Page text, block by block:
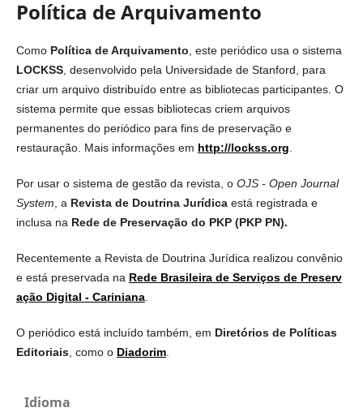
Política de Arquivamento
Como Política de Arquivamento , este periódico usa o sistema
LOCKSS, desenvolvido pela Universidade de Stanford, para
criar um arquivo distribuído entre as bibliotecas participantes. O
sistema permite que essas bibliotecas criem arquivos
permanentes do periódico para fins de preservação e
restauração. Mais informações em http://lockss.org
Por usar o sistema de gestão da revista, o OJS - Open Journal
System , a Revista de Doutrina Jurídicaestá registrada e
inclusa na Rede de Preservação do PKP (PKP PN).
Recentemente a Revista de Doutrina Jurídica realizou convênio
e está preservada na Rede Brasileira de Serviços de Preserv
ação Digital - Cariniana.
O periódico está incluído também, em Diretórios de Políticas
Editoriais, como o Diadorim.
Idioma